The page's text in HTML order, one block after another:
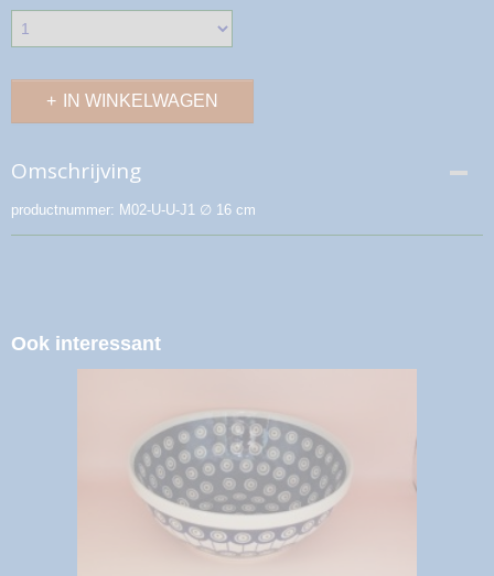
IN WINKELWAGEN
Omschrijving
productnummer: M02-U-U-J1 ∅ 16 cm
Ook interessant